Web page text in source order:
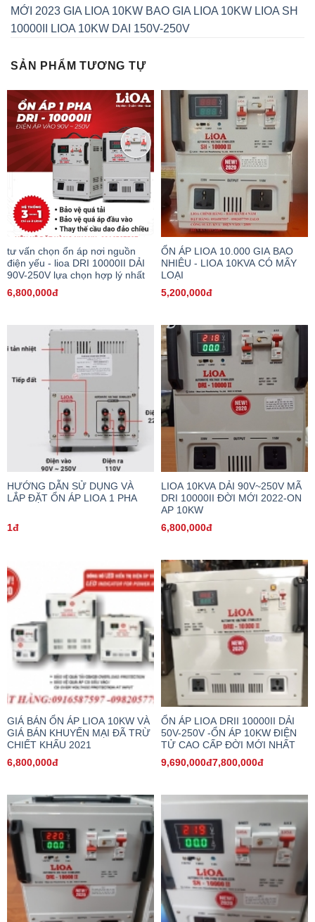
MỚI 2023 GIA LIOA 10KW BAO GIA LIOA 10KW LIOA SH
10000II
LIOA 10KW DAI 150V-250V
SẢN PHẨM TƯƠNG TỰ
tư vấn chọn ổn áp nơi nguồn
điện yếu - lioa DRI 10000II DẢI
90V-250V lựa chọn hợp lý nhất
6,800,000đ
ỔN ÁP LIOA 10.000 GIA BAO
NHIÊU - LIOA 10KVA CÓ MẤY
LOẠI
5,200,000đ
HƯỚNG DẪN SỬ DỤNG VÀ
LẮP ĐẶT ỔN ÁP LIOA 1 PHA
1đ
LIOA 10KVA DẢI 90V~250V MÃ
DRI 10000II ĐỜI MỚI 2022-ON
AP 10KW
6,800,000đ
GIÁ BÁN ỔN ÁP LIOA 10KW VÀ
GIÁ BÁN KHUYẾN MẠI ĐÃ TRỪ
CHIẾT KHẤU 2021
6,800,000đ
ỔN ÁP LIOA DRII 10000II DẢI
50V-250V -ỔN ÁP 10KW ĐIỆN
TỬ CAO CẤP ĐỜI MỚI NHẤT
9,690,000đ7,800,000đ